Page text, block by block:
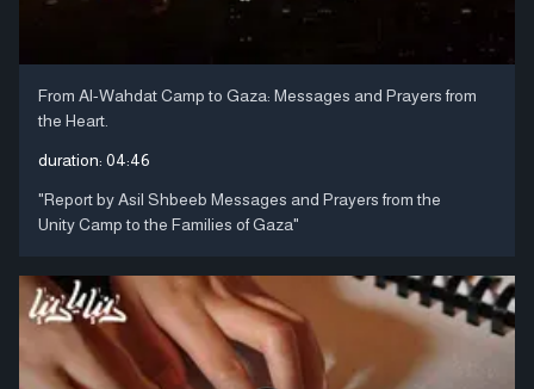
From Al-Wahdat Camp to Gaza: Messages and Prayers from
the Heart.
duration: 04:46
"Report by Asil Shbeeb Messages and Prayers from the
Unity Camp to the Families of Gaza"